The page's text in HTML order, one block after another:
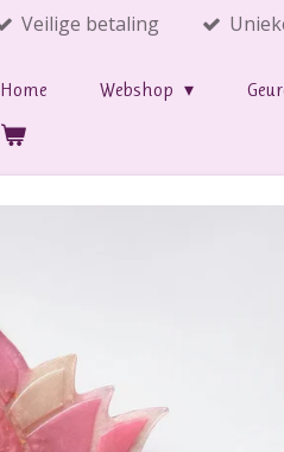
Veilige betaling
Home Webshop